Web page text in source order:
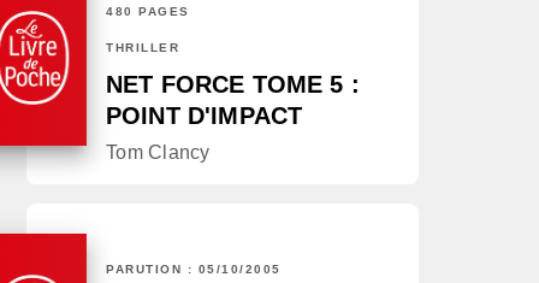
480 PAGES
THRILLER
NET FORCE TOME 5 :
POINT D'IMPACT
Tom Clancy
PARUTION : 05/10/2005